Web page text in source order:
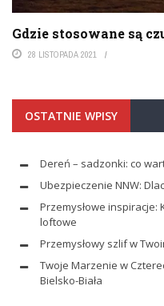
Gdzie stosowane są
28 LISTOPADA 2021
OSTATNIE WPISY
Dereń – sadzonki: co
Ubezpieczenie NNW:
Przemysłowe
loftowe
Przemysłowy szlif w
Twoje Marzenie w
Bielsko-Biała